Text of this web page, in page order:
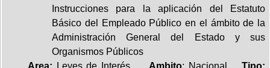
Instrucciones para la aplicación del Estatuto
Básico del Empleado Público en el ámbito de la
Administración General del Estado y sus
Organismos Públicos
Area: Leyes de Interés. Ambito: Nacional.Tipo: